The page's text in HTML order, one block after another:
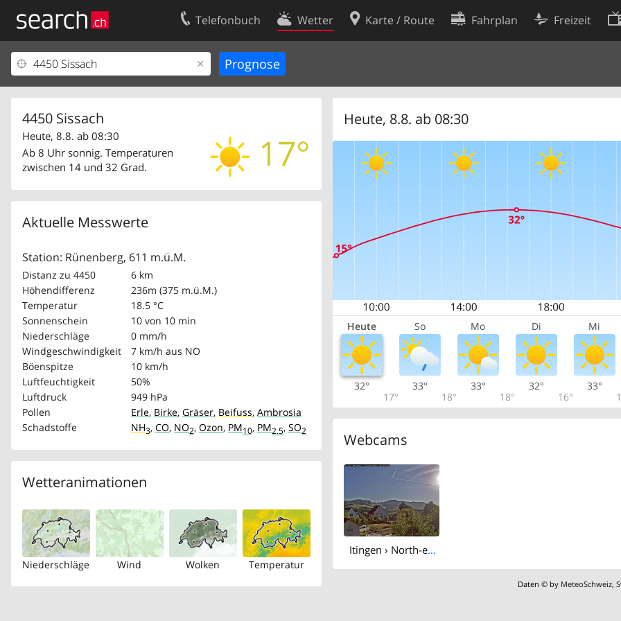
Telefonbuch Wetter Karte / Route Fahrplan Freizeit
4450 Sissach
17°
Heute, 8.8. ab 08:30
Ab 8 Uhr sonnig. Temperaturen
zwischen 14 und 32 Grad.
Aktuelle Messwerte
Station: Rünenberg, 611 m.ü.M.
Distanz zu 4450
6 km
Höhendifferenz
236m (375 m.ü.M.)
Temperatur
18.5 °C
Sonnenschein
10 von 10 min
Niederschläge
0 mm/h
Windgeschwindigkeit
7 km/h aus NO
Böenspitze
10 km/h
Luftfeuchtigkeit
50%
Luftdruck
949 hPa
Pollen
Erle, Birke, Gräser, Beifuss, Ambrosia
Schadstoffe
NH3, CO, NO2, Ozon, PM10, PM2.5, SO2
Wetteranimationen
Niederschläge Wind Wolken Temperatur
Heute, 8.8. ab 08:30
Heute So Mo Di Mi
32°
17°
33°
18°
33°
18°
32°
16°
33°
Webcams
Itingen › North-east: Sissach - Sissacher Fluh
Daten © by MeteoSchweiz,
Ihr Eintrag
Kundencenter Geschäftskunden
Kontakt
Nutzungsbedingungen
Cookie-Einstellungen